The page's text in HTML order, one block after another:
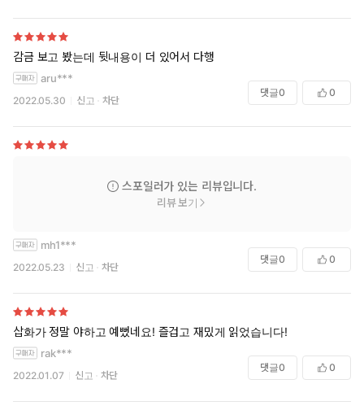
감금 보고 봤는데 뒷내용이 더 있어서 다행
aru***
2022.05.30 신고 차단
댓글0 0
스포일러가 있는 리뷰입니다.
리뷰 보기
mh1***
2022.05.23 신고 차단
댓글0 0
삽화가 정말 야하고 예뻤네요! 즐겁고 재밌게 읽었습니다!
rak***
2022.01.07 신고 차단
댓글0 0